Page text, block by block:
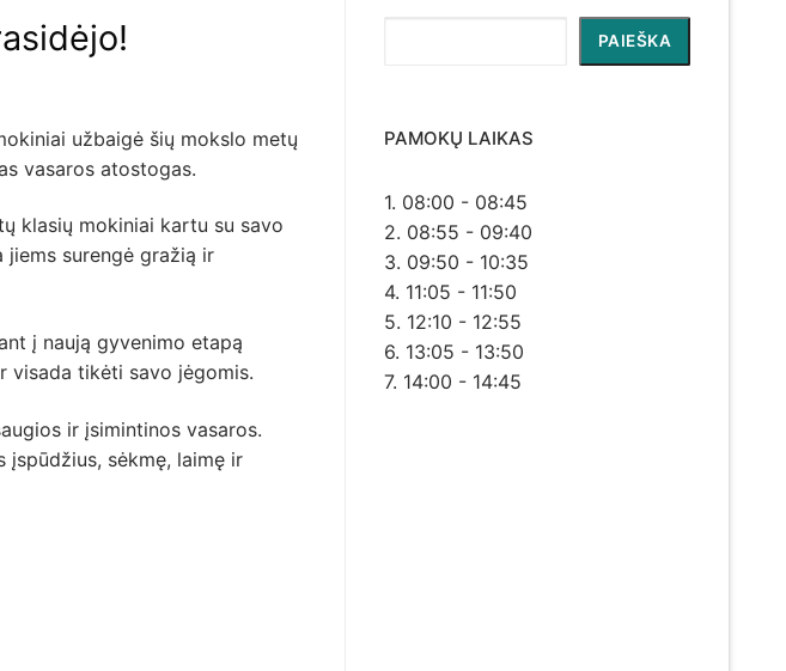
užbaigė šių mokslo metų
vasaros atostogas.
klasių mokiniai kartu su savo
surengė gražią ir
į naują gyvenimo etapą
visada tikėti savo jėgomis.
ir įsimintinos vasaros.
įspūdžius, sėkmę, laimę ir
PAIEŠKA
PAMOKŲ LAIKAS
1. 08:00 - 08:45
2. 08:55 - 09:40
3. 09:50 - 10:35
4. 11:05 - 11:50
5. 12:10 - 12:55
6. 13:05 - 13:50
7. 14:00 - 14:45